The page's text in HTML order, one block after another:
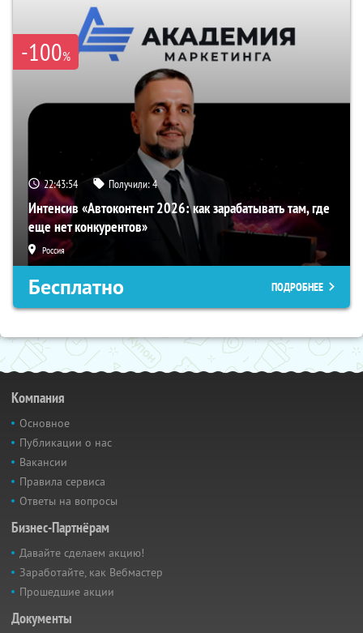
-100%
22:43:53 Получили:4
Интенсив «Автоконтент 2026: как зарабатывать там, где
еще нет конкурентов»
Россия
Бесплатно ПОДРОБНЕЕ
Компания
Основное
Публикации о нас
Вакансии
Правила сервиса
Ответы на вопросы
Бизнес-Партнёрам
Давайте сделаем акцию!
Заработайте, как Вебмастер
Прошедшие акции
Документы